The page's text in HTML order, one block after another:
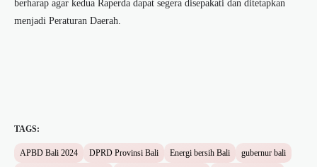
berharap agar kedua Raperda dapat segera disepakati dan ditetapkan
menjadi Peraturan Daerah.
TAGS:
APBD Bali 2024 DPRD Provinsi Bali Energi bersih Bali
gubernur bali